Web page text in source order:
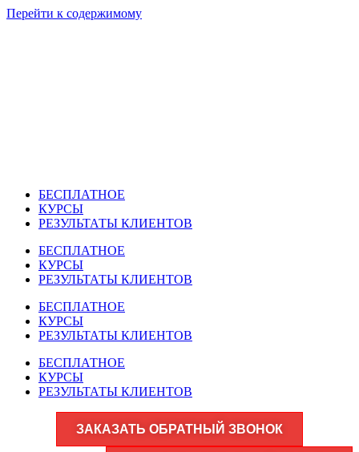
Перейти к содержимому
БЕСПЛАТНОЕ
КУРСЫ
РЕЗУЛЬТАТЫ КЛИЕНТОВ
БЕСПЛАТНОЕ
КУРСЫ
РЕЗУЛЬТАТЫ КЛИЕНТОВ
БЕСПЛАТНОЕ
КУРСЫ
РЕЗУЛЬТАТЫ КЛИЕНТОВ
БЕСПЛАТНОЕ
КУРСЫ
РЕЗУЛЬТАТЫ КЛИЕНТОВ
ЗАКАЗАТЬ ОБРАТНЫЙ ЗВОНОК